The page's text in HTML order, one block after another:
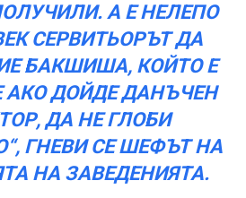
А Е НЕЛЕПО
СЕРВИТЬОРЪТ ДА
БАКШИША, КОЙТО Е
АКО ДОЙДЕ ДАНЪЧЕН
ДА НЕ ГЛОБИ
ГНЕВИ СЕ ШЕФЪТ НА
НА ЗАВЕДЕНИЯТА.